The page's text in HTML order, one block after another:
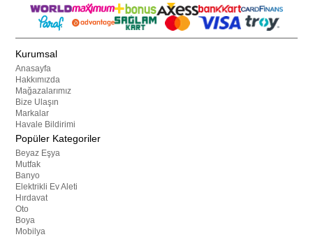
Kurumsal
Anasayfa
Hakkımızda
Mağazalarımız
Bize Ulaşın
Markalar
Havale Bildirimi
Popüler Kategoriler
Beyaz Eşya
Mutfak
Banyo
Elektrikli Ev Aleti
Hırdavat
Oto
Boya
Mobilya